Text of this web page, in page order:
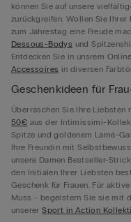
können Sie auf unsere
zurückgreifen. Wollen Sie
zum Jahrestag eine Freude
Dessous-Bodys und
Entdecken Sie in unsrem
Accessoires in diversen
Geschenkideen für
Überraschen Sie Ihre
50€ aus der Intimissimi-
Spitze und goldenem Lamé-
Ihre Freundin mit
unsere Damen Bestseller-
den Initialen Ihrer Liebsten
Geschenk für Frauen. Für
Muss - begeistern Sie sie mit
unsererSport in Action